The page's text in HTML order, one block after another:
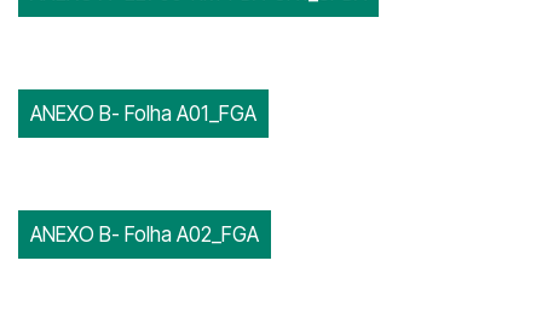
ANEXO B- Folha A01_FGA
ANEXO B- Folha A02_FGA